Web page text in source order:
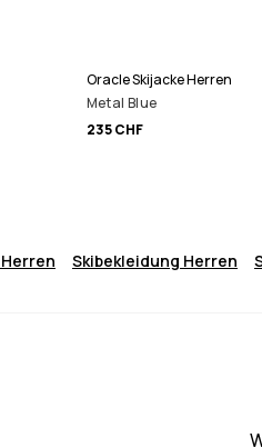
Oracle Skijacke Herren
Metal Blue
235 CHF
Skibekleidung Herren